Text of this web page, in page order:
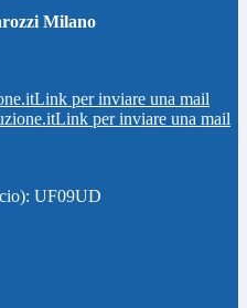
Milano
Link per inviare una mail
Link per inviare una mail
UF09UD